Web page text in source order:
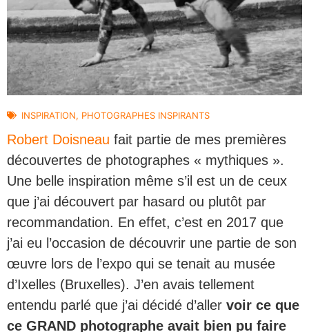
INSPIRATION, PHOTOGRAPHES INSPIRANTS
Robert Doisneau fait partie de mes premières
découvertes de photographes « mythiques ».
Une belle inspiration même s’il est un de ceux
que j’ai découvert par hasard ou plutôt par
recommandation. En effet, c’est en 2017 que
j’ai eu l’occasion de découvrir une partie de son
œuvre lors de l’expo qui se tenait au musée
d’Ixelles (Bruxelles). J’en avais tellement
entendu parlé que j’ai décidé d’aller voir ce que
ce GRAND photographe avait bien pu faire